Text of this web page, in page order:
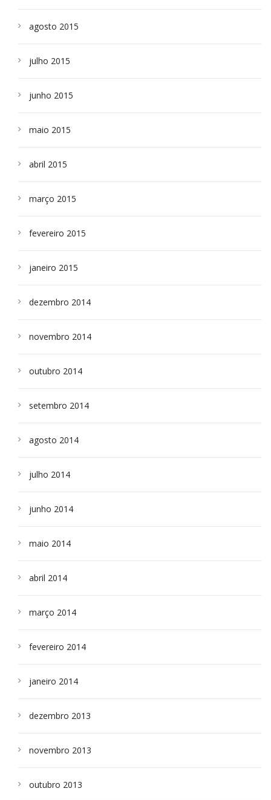
agosto 2015
julho 2015
junho 2015
maio 2015
abril 2015
março 2015
fevereiro 2015
janeiro 2015
dezembro 2014
novembro 2014
outubro 2014
setembro 2014
agosto 2014
julho 2014
junho 2014
maio 2014
abril 2014
março 2014
fevereiro 2014
janeiro 2014
dezembro 2013
novembro 2013
outubro 2013